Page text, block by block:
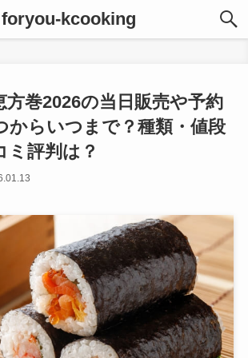
foryou-kcooking
方巻2026の当日販売や予約
からいつまで？種類・値段
ミ評判は？